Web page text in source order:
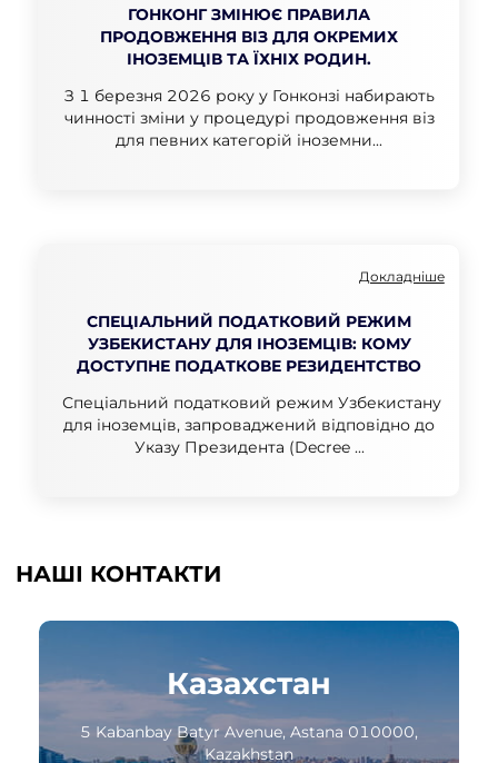
ГОНКОНГ ЗМІНЮЄ ПРАВИЛА
ПРОДОВЖЕННЯ ВІЗ ДЛЯ ОКРЕМИХ
ІНОЗЕМЦІВ ТА ЇХНІХ РОДИН.
З 1 березня 2026 року у Гонконзі набирають
чинності зміни у процедурі продовження віз
для певних категорій іноземни...
Докладніше
СПЕЦІАЛЬНИЙ ПОДАТКОВИЙ РЕЖИМ
УЗБЕКИСТАНУ ДЛЯ ІНОЗЕМЦІВ: КОМУ
ДОСТУПНЕ ПОДАТКОВЕ РЕЗИДЕНТСТВО
Спеціальний податковий режим Узбекистану
для іноземців, запроваджений відповідно до
Указу Президента (Decree ...
НАШІ КОНТАКТИ
Казахстан
5 Kabanbay Batyr Avenue, Astana 010000,
Kazakhstan